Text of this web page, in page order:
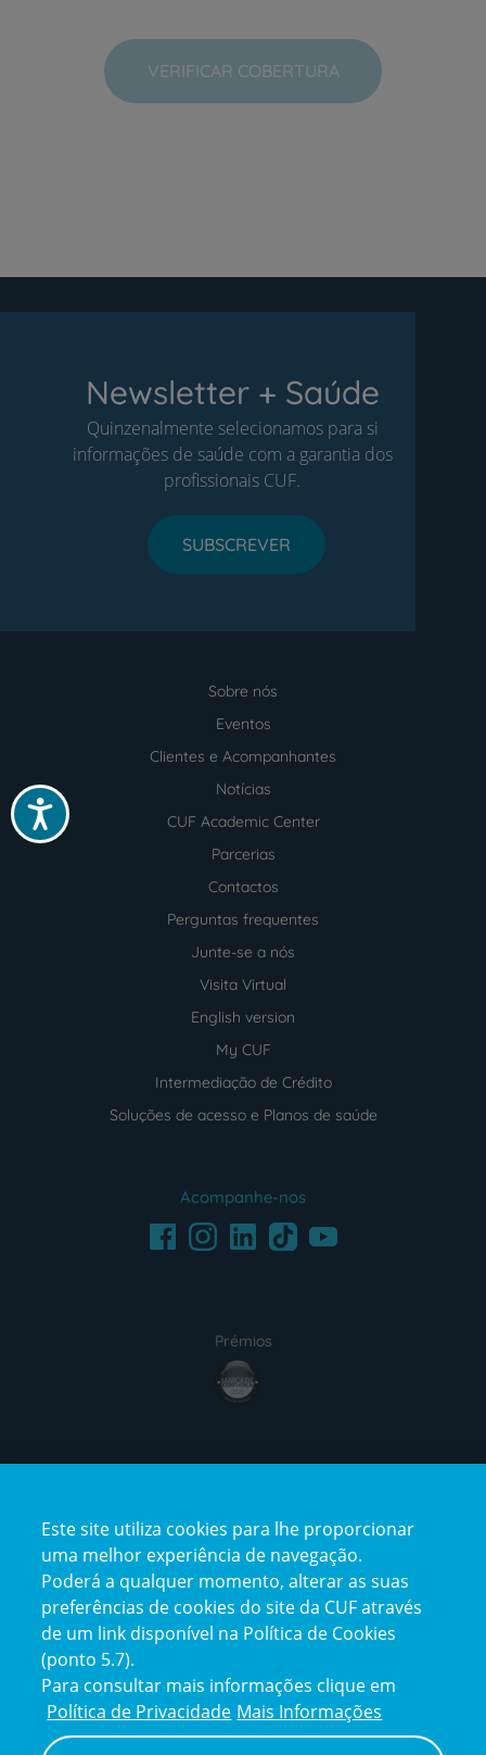
Acessibilidade
VERIFICAR COBERTURA
Newsletter + Saúde
Quinzenalmente selecionamos para si
informações de saúde com a garantia dos
profissionais CUF.
SUBSCREVER
Sobre nós
Eventos
Clientes e Acompanhantes
Notícias
CUF Academic Center
Parcerias
Contactos
Perguntas frequentes
Junte-se a nós
Visita Virtual
English version
My CUF
Intermediação de Crédito
Soluções de acesso e Planos de saúde
Acompanhe-nos
FacebookInstagramLinkedInTikTokYoutube
Prémios
award4
certification2certification3
Reclamações
e
elogios
Este site utiliza cookies para lhe proporcionar
uma melhor experiência de navegação.
Poderá a qualquer momento, alterar as suas
preferências de cookies do site da CUF através
de um link disponível na Política de Cookies
(ponto 5.7).
Para consultar mais informações clique em
Política de Privacidade Mais Informações